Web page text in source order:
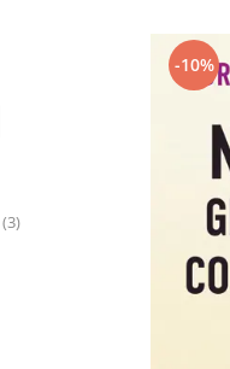
(3)
-10%